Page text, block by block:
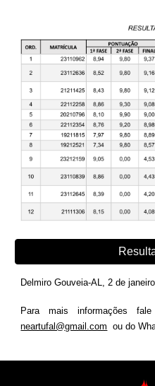
Delmiro Gouveia-AL, 2 dejaneiro
Para mais informações
neartufal@gmail.com ou do